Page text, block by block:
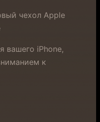
чехол Apple
вашего iPhone,
к